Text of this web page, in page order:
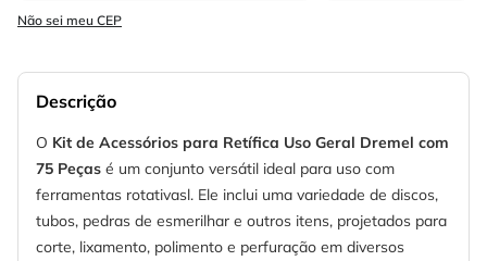
Não sei meu CEP
Descrição
O Kit de Acessórios para Retífica Uso Geral Dremel com
75 Peças é um conjunto versátil ideal para uso com
ferramentas rotativasl. Ele inclui uma variedade de discos,
tubos, pedras de esmerilhar e outros itens, projetados para
corte, lixamento, polimento e perfuração em diversos